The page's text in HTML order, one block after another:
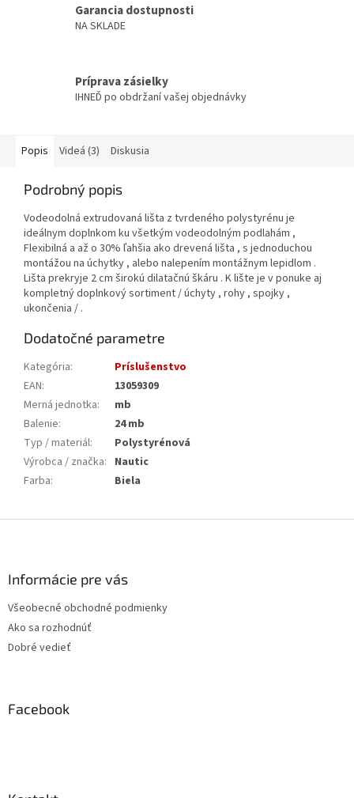
Garancia dostupnosti
NA SKLADE
Príprava zásielky
IHNEĎ po obdržaní vašej objednávky
Popis Videá (3) Diskusia
Podrobný popis
Vodeodolná extrudovaná lišta z tvrdeného polystyrénu je
ideálnym doplnkom ku všetkým vodeodolným podlahám ,
Flexibilná a až o 30% ľahšia ako drevená lišta , s jednoduchou
montážou na úchytky , alebo nalepením montážnym lepidlom .
Lišta prekryje 2 cm širokú dilatačnú škáru . K lište je v ponuke aj
kompletný doplnkový sortiment / úchyty , rohy , spojky ,
ukončenia / .
Dodatočné parametre
Kategória:
Príslušenstvo
EAN:
13059309
Merná jednotka:
mb
Balenie:
24 mb
Typ / materiál:
Polystyrénová
Výrobca / značka: Nautic
Farba: Biela
Informácie pre vás
Všeobecné obchodné podmienky
Ako sa rozhodnúť
Dobré vedieť
Facebook